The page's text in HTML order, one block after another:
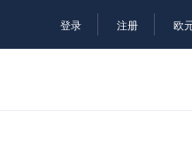
登录 注册 欧